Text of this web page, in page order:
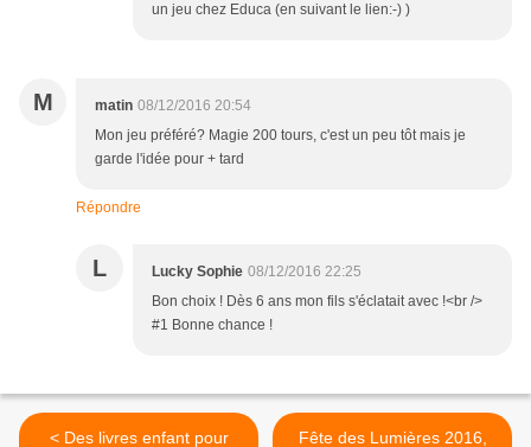
un jeu chez Educa (en suivant le lien:-) )
M matin 08/12/2016 20:54
Mon jeu préféré? Magie 200 tours, c'est un peu tôt mais je
garde l'idée pour + tard
Répondre
L Lucky Sophie 08/12/2016 22:25
Bon choix ! Dès 6 ans mon fils s'éclatait avec !<br />
#1 Bonne chance !
< Des livres enfant pour
Fête des Lumières 2016,